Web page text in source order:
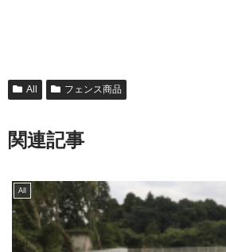
All フェンス商品
関連記事
All